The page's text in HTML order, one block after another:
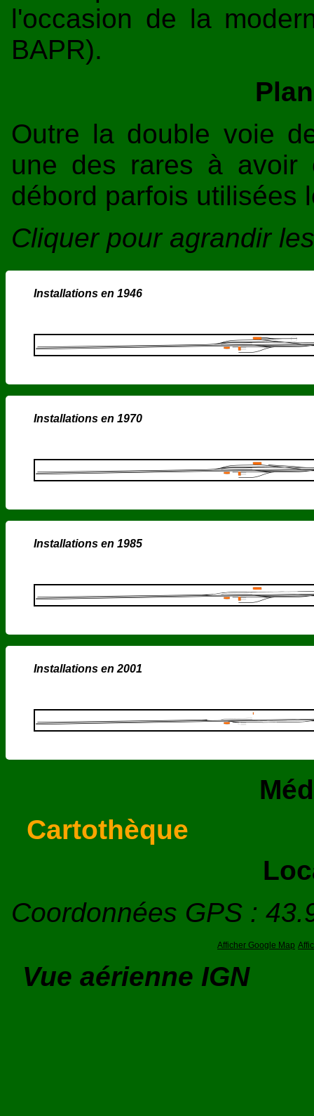
l'occasion de la
BAPR).
Outre la double voie
une des rares à avoir
débord parfois utilisées
Cliquer pour agrandir
Installations en 1946
Installations en 1970
Installations en 1985
Installations en 2001
Cartothèque
Coordonnées GPS :
Afficher Google Map
Vue aérienne IGN